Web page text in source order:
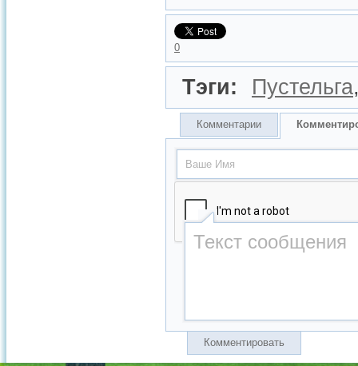
0
Тэги: Пустельга
Комментарии
Комментировать